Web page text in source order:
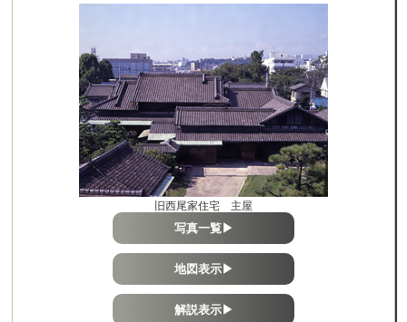
旧西尾家住宅 主屋
写真一覧▶
地図表示▶
解説表示▶